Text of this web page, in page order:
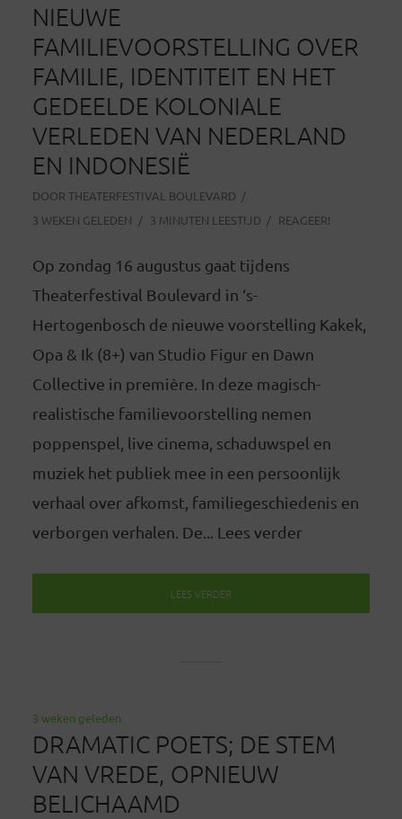
NIEUWE
FAMILIEVOORSTELLING OVER
FAMILIE, IDENTITEIT EN HET
GEDEELDE KOLONIALE
VERLEDEN VAN NEDERLAND
EN INDONESIË
DOOR THEATERFESTIVAL BOULEVARD
3 WEKEN GELEDEN
3 MINUTEN LEESTIJD REAGEER!
Op zondag 16 augustus gaat tijdens
Theaterfestival Boulevard in ‘s-
Hertogenbosch de nieuwe voorstelling Kakek,
Opa & Ik (8+) van Studio Figur en Dawn
Collective in première. In deze magisch-
realistische familievoorstelling nemen
poppenspel, live cinema, schaduwspel en
muziek het publiek mee in een persoonlijk
verhaal over afkomst, familiegeschiedenis en
verborgen verhalen. De... Lees verder
LEES VERDER
3 weken geleden
DRAMATIC POETS; DE STEM
VAN VREDE, OPNIEUW
BELICHAAMD